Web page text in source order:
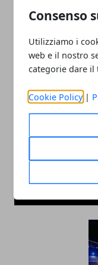
Consenso
Utilizziamo i
web e il nostro
categorie dare il
Cookie Policy |